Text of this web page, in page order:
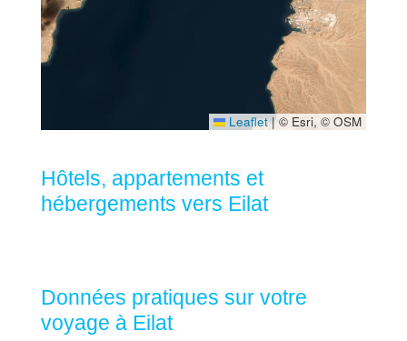
Leaflet |© Esri, © OSM
Hôtels, appartements et
hébergements vers Eilat
Données pratiques sur votre
voyage à Eilat